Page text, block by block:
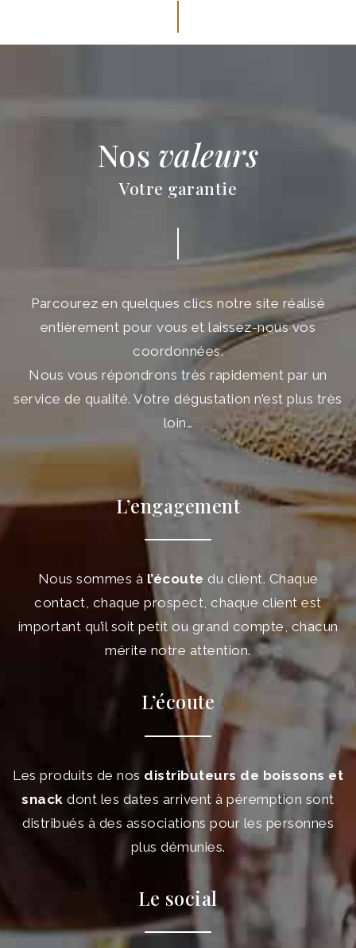
Nos valeurs
Votre garantie
Parcourez en quelques clics notre site réalisé
entièrement pour vous et laissez-nous vos
coordonnées.
Nous vous répondrons très rapidement par un
service de qualité. Votre dégustation n’est plus très
loin…
L’engagement
Nous sommes à l’écoute du client. Chaque
contact, chaque prospect, chaque client est
important qu’il soit petit ou grand compte, chacun
mérite notre attention.
L’écoute
Les produits de nos distributeurs de boissons et
snack dont les dates arrivent à péremption sont
distribués à des associations pour les personnes
plus démunies.
Le social